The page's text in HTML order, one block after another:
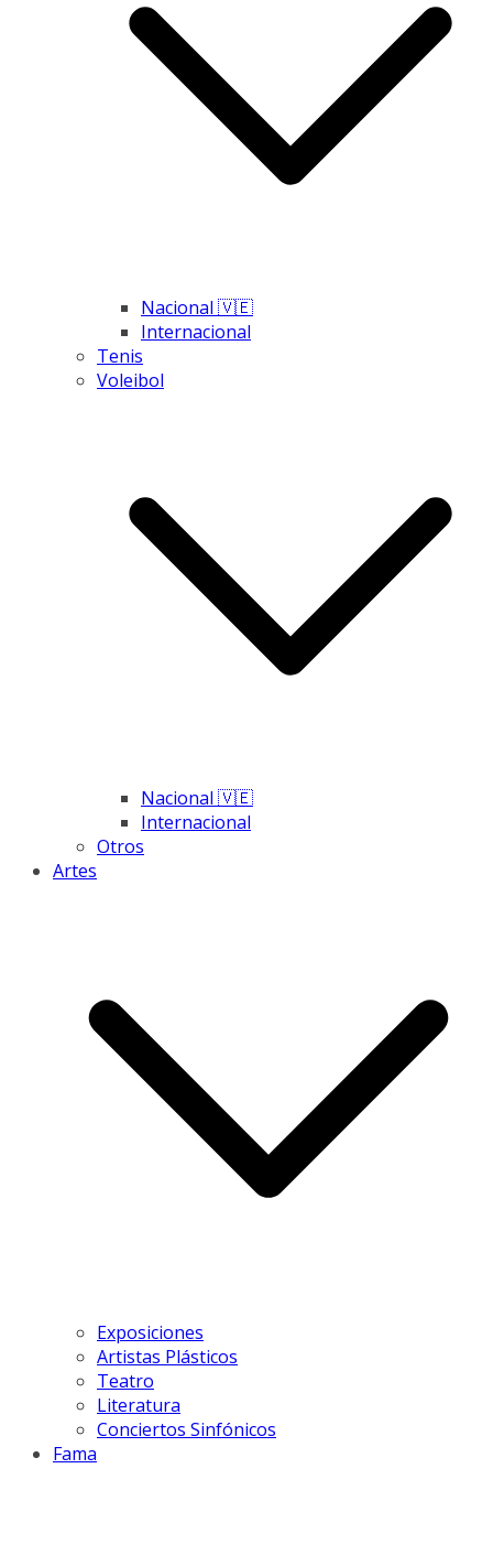
Nacional 🇻🇪
Internacional
Tenis
Voleibol
Nacional 🇻🇪
Internacional
Otros
Artes
Exposiciones
Artistas Plásticos
Teatro
Literatura
Conciertos Sinfónicos
Fama